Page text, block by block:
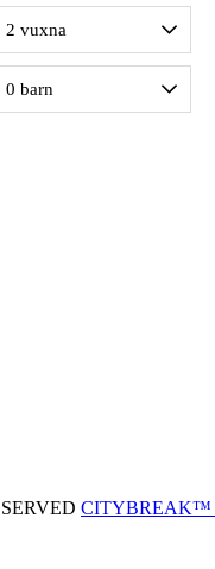
CITYBREAK™